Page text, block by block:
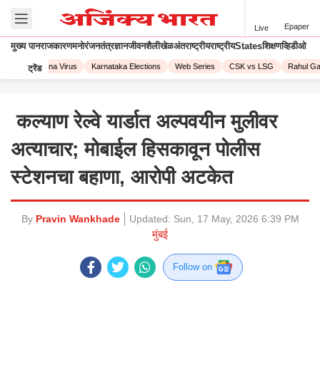
Live Epaper
मुख्य पानराजकारणमनोरंजनतंत्रज्ञानजीवनशैलीखेळअंतराष्ट्रीयराष्ट्रीयStatesशिक्षणव्हिडीओ
ट्रेंड
Corona Virus Karnataka Elections Web Series CSK vs LSG Rahul
कल्याण रेल्वे यार्डात अल्पवयीन मुलीवर
अत्याचार; मोबाईल हिसकावून पोलीस
स्टेशनचा बहाणा, आरोपी अटकेत
By Pravin Wankhade Updated: Sun, 17 May, 2026 6:39 PM
मुंबई
Follow on